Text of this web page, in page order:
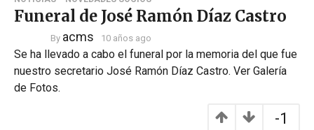
Funeral de José Ramón Díaz Castro
By acms 10 años ago
Se ha llevado a cabo el funeral por la memoria del que fue
nuestro secretario José Ramón Díaz Castro. Ver Galería
de Fotos.
-1